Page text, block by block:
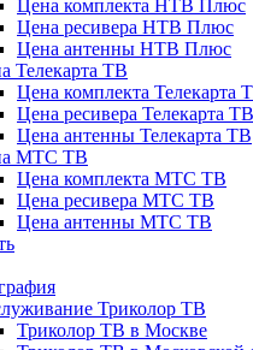
Цена комплекта НТВ Плюс
Цена ресивера НТВ Плюс
Цена антенны НТВ Плюс
Телекарта ТВ
Цена комплекта Телекарта
Цена ресивера Телекарта ТВ
Цена антенны Телекарта ТВ
МТС ТВ
Цена комплекта МТС ТВ
Цена ресивера МТС ТВ
Цена антенны МТС ТВ
Триколор ТВ
Триколор ТВ в Москве